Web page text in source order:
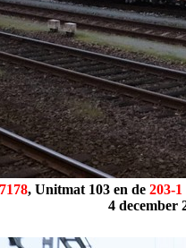
7178, Unitmat 103 en de 203-1
4 december